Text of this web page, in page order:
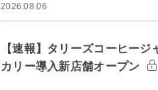
2026.08.06
【速報】タリーズコーヒージ
カリー導入新店舗オープン